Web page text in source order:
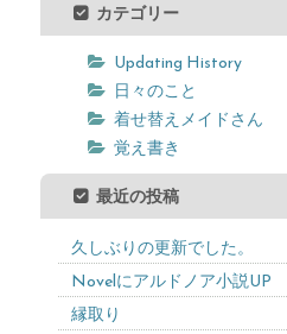
カテゴリー
Updating History
日々のこと
着せ替えメイドさん
覚え書き
最近の投稿
久しぶりの更新でした。
Novelにアルドノア小説UP
縁取り